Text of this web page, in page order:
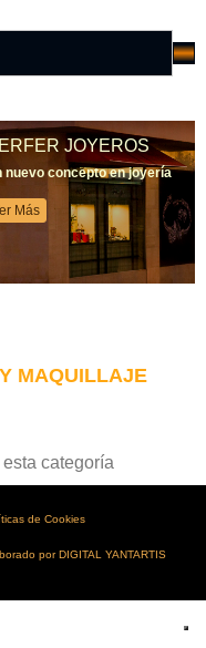
JOYEROS
nuevo concepto en joyería
Más
MAQUILLAJE
categoría
de Cookies
por DIGITAL YANTARTIS